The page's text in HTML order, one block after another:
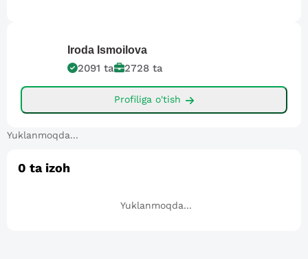
Iroda Ismoilova
2091 ta 2728 ta
Profiliga o'tish
Yuklanmoqda...
0 ta izoh
Yuklanmoqda...